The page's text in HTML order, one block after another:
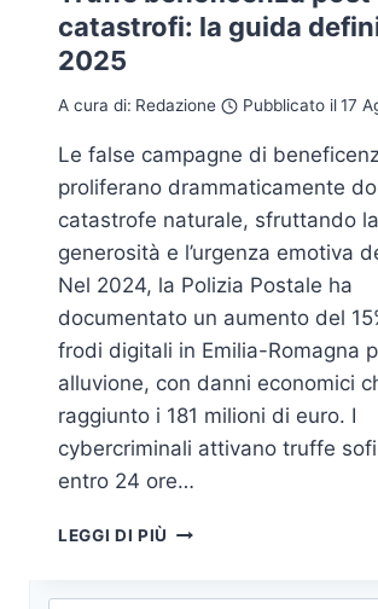
catastrofi: la guida
2025
A cura di: Redazione Pubblicato il17
Le false campagne di
proliferano drammaticamente
catastrofe naturale, sfruttando la
generosità e l’urgenza emotiva
Nel 2024, la Polizia Postale ha
documentato un aumento del
frodi digitali in Emilia-Romagna
alluvione, con danni economici
raggiunto i 181 milioni di euro. I
cybercriminali attivano truffe
entro 24 ore…
LEGGI DI PIÙ TRUFFE